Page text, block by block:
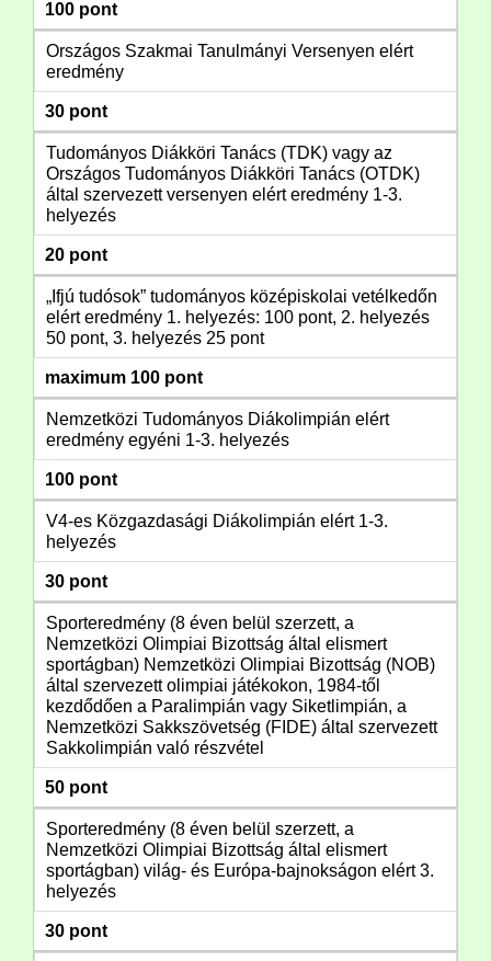
100 pont
Országos Szakmai Tanulmányi Versenyen elért
eredmény
30 pont
Tudományos Diákköri Tanács (TDK) vagy az
Országos Tudományos Diákköri Tanács (OTDK)
által szervezett versenyen elért eredmény 1-3.
helyezés
20 pont
„Ifjú tudósok” tudományos középiskolai vetélkedőn
elért eredmény 1. helyezés: 100 pont, 2. helyezés
50 pont, 3. helyezés 25 pont
maximum 100 pont
Nemzetközi Tudományos Diákolimpián elért
eredmény egyéni 1-3. helyezés
100 pont
V4-es Közgazdasági Diákolimpián elért 1-3.
helyezés
30 pont
Sporteredmény (8 éven belül szerzett, a
Nemzetközi Olimpiai Bizottság által elismert
sportágban) Nemzetközi Olimpiai Bizottság (NOB)
által szervezett olimpiai játékokon, 1984-től
kezdődően a Paralimpián vagy Siketlimpián, a
Nemzetközi Sakkszövetség (FIDE) által szervezett
Sakkolimpián való részvétel
50 pont
Sporteredmény (8 éven belül szerzett, a
Nemzetközi Olimpiai Bizottság által elismert
sportágban) világ- és Európa-bajnokságon elért 3.
helyezés
30 pont